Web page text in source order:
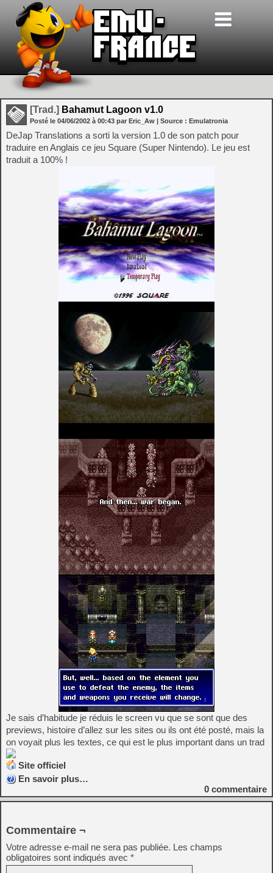
[Trad.] Bahamut Lagoon v1.0
Posté le 04/06/2002 à 00:43 par Eric_Aw | Source : Emulatronia
DeJap Translations a sorti la version 1.0 de son patch pour
traduire en Anglais ce jeu Square (Super Nintendo). Le jeu est
traduit a 100% !
Je sais d’habitude je réduis le screen vu que se sont que des
previews, histoire d’allez sur les sites ou ils ont été posté, mais la
on voyait plus les textes, ce qui est le plus important dans un trad
Site officiel
En savoir plus…
0 commentaire
Commentaire ¬
Votre adresse e-mail ne sera pas publiée. Les champs
obligatoires sont indiqués avec *